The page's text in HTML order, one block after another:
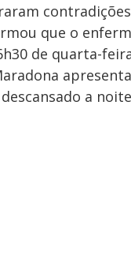
que o
de quarta-
a